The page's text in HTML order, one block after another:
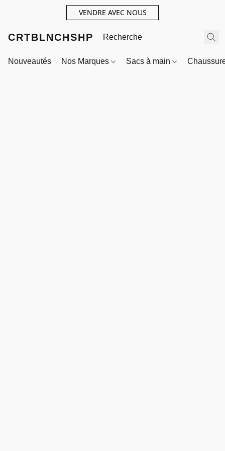
VENDRE AVEC NOUS
CRTBLNCHSHP
Nouveautés Nos Marques Sacs à main